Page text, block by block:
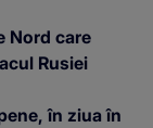
Nord care
Rusiei
în ziua în